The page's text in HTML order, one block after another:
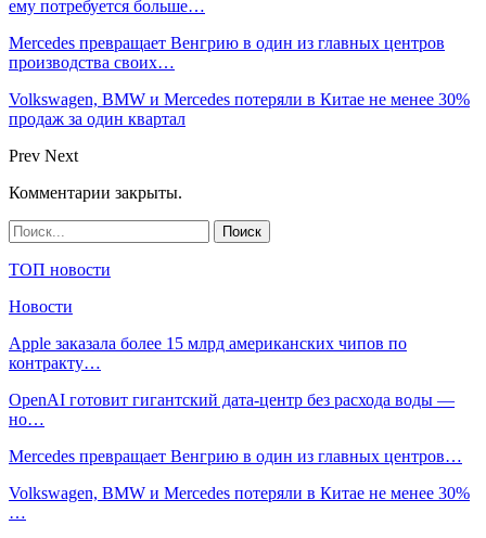
ему потребуется больше…
Mercedes превращает Венгрию в один из главных центров
производства своих…
Volkswagen, BMW и Mercedes потеряли в Китае не менее 30%
продаж за один квартал
Prev Next
Комментарии закрыты.
ТОП новости
Новости
Apple заказала более 15 млрд американских чипов по
контракту…
OpenAI готовит гигантский дата-центр без расхода воды —
но…
Mercedes превращает Венгрию в один из главных центров…
Volkswagen, BMW и Mercedes потеряли в Китае не менее 30%
…